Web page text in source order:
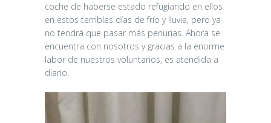
coche de haberse estado refugiando en ellos
en estos terribles días de frío y lluvia, pero ya
no tendrá que pasar más penurias. Ahora se
encuentra con nosotros y gracias a la enorme
labor de nuestros voluntarios, es atendida a
diario.